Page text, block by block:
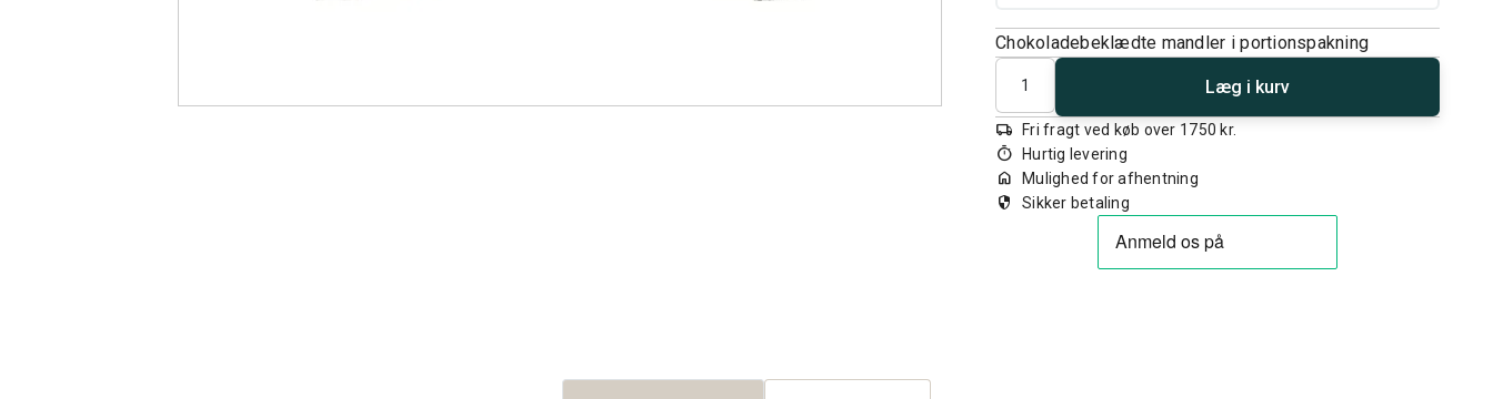
Chokoladebeklædte mandler i portionspakning
Antal
Læg i kurv
local_shipping Fri fragt ved køb over 1750 kr.
timer Hurtig levering
home Mulighed for afhentning
security Sikker betaling